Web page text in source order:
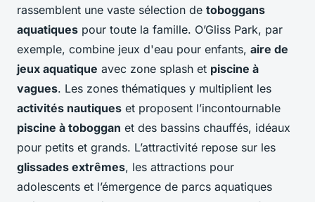
rassemblent une vaste sélection de toboggans
aquatiques pour toute la famille. O’Gliss Park, par
exemple, combine jeux d'eau pour enfants, aire de
jeux aquatique avec zone splash et piscine à
vagues. Les zones thématiques y multiplient les
activités nautiques et proposent l’incontournable
piscine à toboggan et des bassins chauffés, idéaux
pour petits et grands. L’attractivité repose sur les
glissades extrêmes, les attractions pour
adolescents et l’émergence de parcs aquatiques